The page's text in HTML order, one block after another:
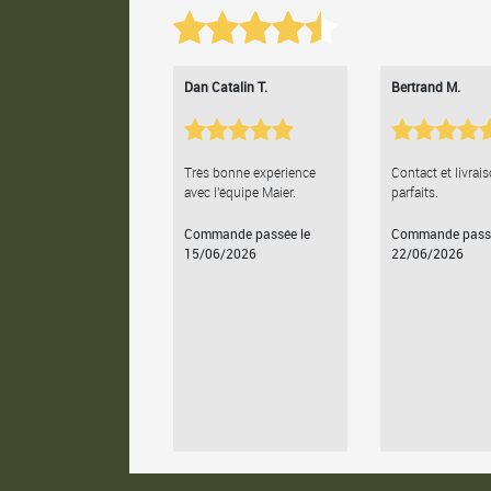
Dan Catalin T.
Très bonne expérience
avec l'équipe Maier.
Commande passée le
15/06/2026
Bertrand M.
Contact et
parfaits.
Commande
22/06/2026